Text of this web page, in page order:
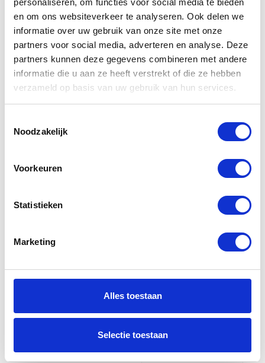
en om ons websiteverkeer te analyseren. Ook delen we
informatie over uw gebruik van onze site met onze
partners voor social media, adverteren en analyse. Deze
partners kunnen deze gegevens combineren met andere
informatie die u aan ze heeft verstrekt of die ze hebben
verzameld op basis van uw gebruik van hun services.
Noodzakelijk
Voorkeuren
Statistieken
Marketing
Alles toestaan
Selectie toestaan
€14499,00 €15499,00
€19990,00
Handige producten
Dainese Leg
Bag
€57.95
Dainese Merak
Leather Jacket
Black 001